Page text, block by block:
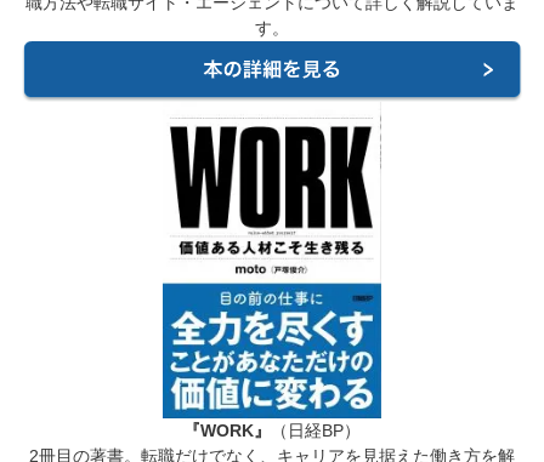
す。
『WORK』
（日経BP）
2冊目の著書。転職だけでなく、キャリアを見据えた働き方を解